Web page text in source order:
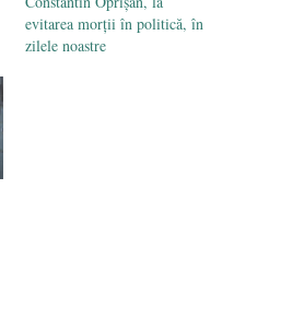
evitarea morții în politică, în
zilele noastre